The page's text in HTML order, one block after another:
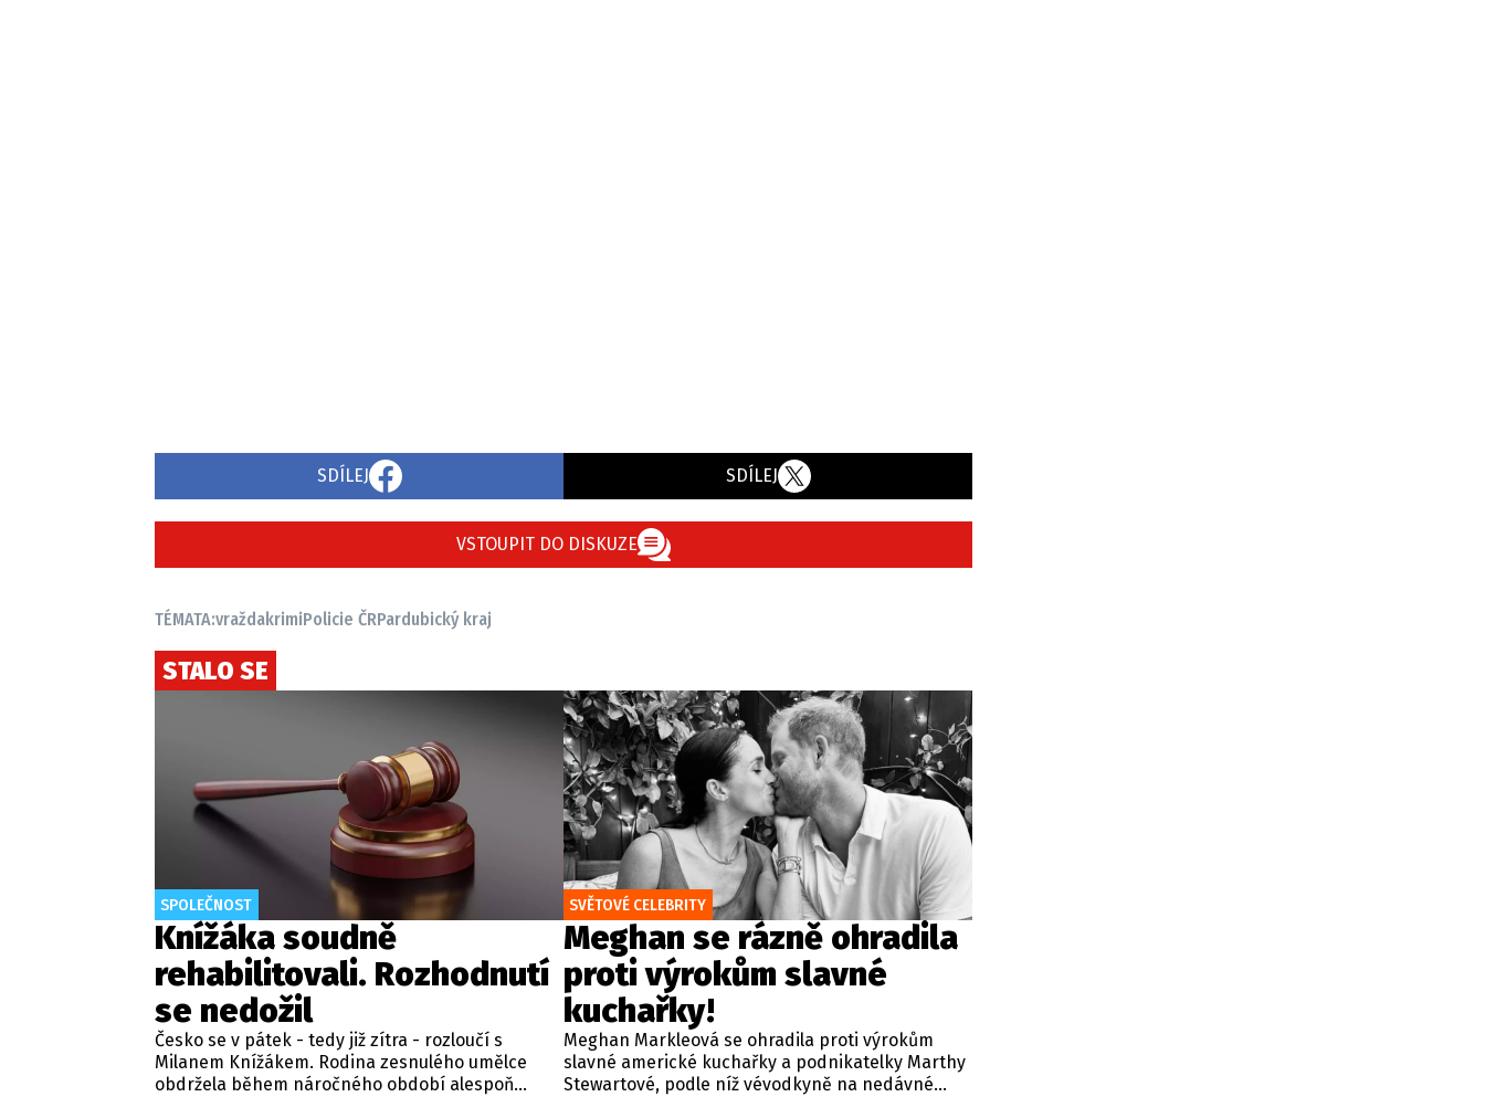
SDÍLEJ SDÍLEJ
VSTOUPIT DO DISKUZE
TÉMATA:vraždakrimiPolicie ČRPardubický kraj
STALO SE
SPOLEČNOST
Knížáka soudně
rehabilitovali. Rozhodnutí
se nedožil
Česko se v pátek - tedy již zítra - rozloučí s
Milanem Knížákem. Rodina zesnulého umělce
obdržela během náročného období alespoň
SVĚTOVÉ CELEBRITY
Meghan se rázně ohradila
proti výrokům slavné
kuchařky!
Meghan Markleová se ohradila proti výrokům
slavné americké kuchařky a podnikatelky Marthy
Stewartové, podle níž vévodkyně na nedávné